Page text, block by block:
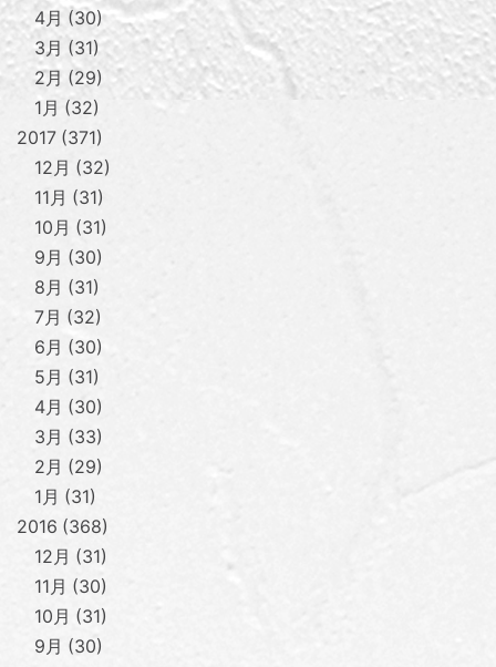
4月
30
3月
31
2月
29
1月
32
2017 371
12月
32
11月
31
10月
31
9月
30
8月
31
7月
32
6月
30
5月
31
4月
30
3月
33
2月
29
1月
31
2016 368
12月
31
11月
30
10月
31
9月
30